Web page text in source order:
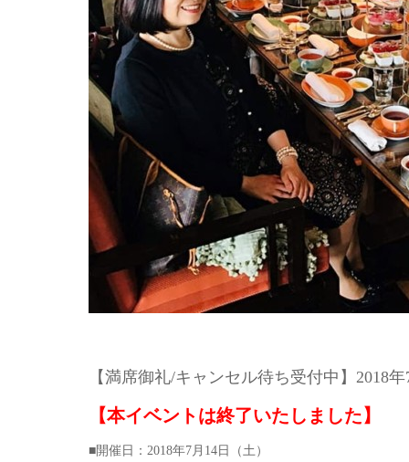
【満席御礼/キャンセル待ち受付中】2018
【本イベントは終了いたしました】
■開催日：2018年7月14日（土）